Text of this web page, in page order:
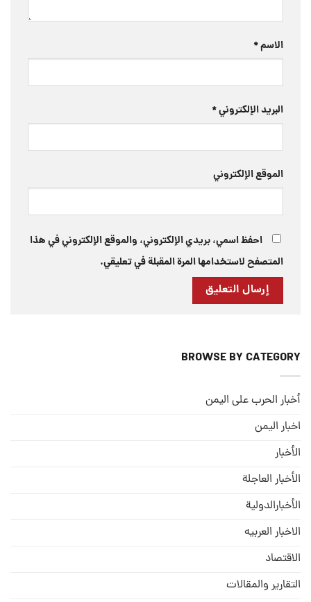
الاسم*
البريد الإلكتروني*
الموقع الإلكتروني
احفظ اسمي، بريدي الإلكتروني، والموقع الإلكتروني في هذا
المتصفح لاستخدامها المرة المقبلة في تعليقي.
BROWSE BY CATEGORY
أخبار الحرب على اليمن
اخبار اليمن
الأخبار
الأخبار العاجلة
الأخبارالدولية
الاخبار العربيه
الاقتصاد
التقارير والمقالات